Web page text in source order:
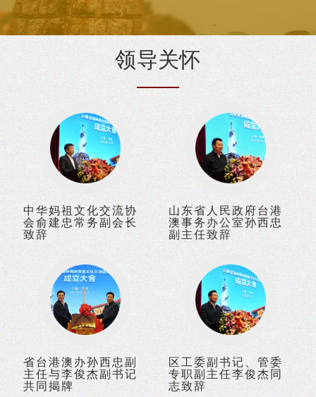
领导关怀
中华妈祖文化交流协
会俞建忠常务副会长
致辞
山东省人民政府台港
澳事务办公室孙西忠
副主任致辞
省台港澳办孙西忠副
主任与李俊杰副书记
共同揭牌
区工委副书记、管委
专职副主任李俊杰同
志致辞